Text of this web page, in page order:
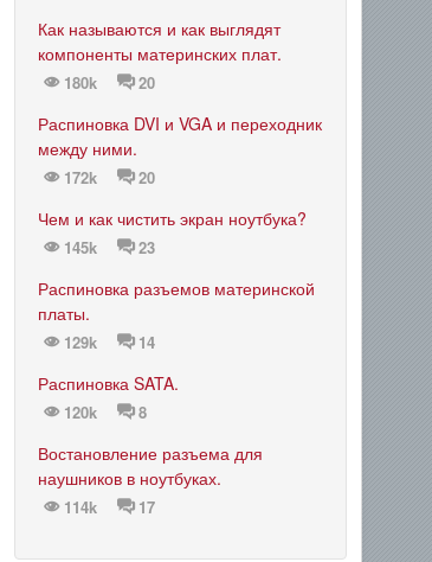
Как называются и как выглядят
компоненты материнских плат.
180k 20
Распиновка DVI и VGA и переходник
между ними.
172k 20
Чем и как чистить экран ноутбука?
145k 23
Распиновка разъемов материнской
платы.
129k 14
Распиновка SATA.
120k 8
Востановление разъема для
наушников в ноутбуках.
114k 17